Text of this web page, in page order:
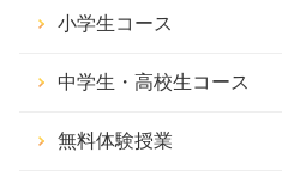
小学生コース
中学生・高校生コース
無料体験授業